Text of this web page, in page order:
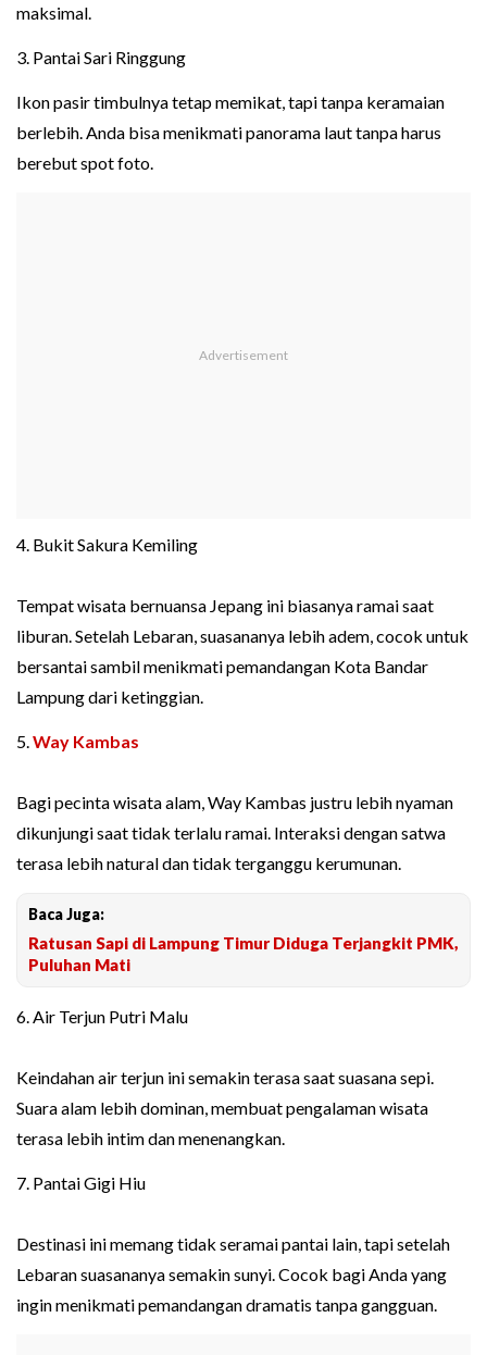
maksimal.
3. Pantai Sari Ringgung
Ikon pasir timbulnya tetap memikat, tapi tanpa keramaian
berlebih. Anda bisa menikmati panorama laut tanpa harus
berebut spot foto.
4. Bukit Sakura Kemiling
Tempat wisata bernuansa Jepang ini biasanya ramai saat
liburan. Setelah Lebaran, suasananya lebih adem, cocok untuk
bersantai sambil menikmati pemandangan Kota Bandar
Lampung dari ketinggian.
5.Way Kambas
Bagi pecinta wisata alam, Way Kambas justru lebih nyaman
dikunjungi saat tidak terlalu ramai. Interaksi dengan satwa
terasa lebih natural dan tidak terganggu kerumunan.
Baca Juga:
Ratusan Sapi di Lampung Timur Diduga Terjangkit PMK,
Puluhan Mati
6. Air Terjun Putri Malu
Keindahan air terjun ini semakin terasa saat suasana sepi.
Suara alam lebih dominan, membuat pengalaman wisata
terasa lebih intim dan menenangkan.
7. Pantai Gigi Hiu
Destinasi ini memang tidak seramai pantai lain, tapi setelah
Lebaran suasananya semakin sunyi. Cocok bagi Anda yang
ingin menikmati pemandangan dramatis tanpa gangguan.